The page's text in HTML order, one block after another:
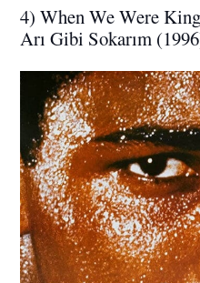
4) When We Were
Arı Gibi Sokarım